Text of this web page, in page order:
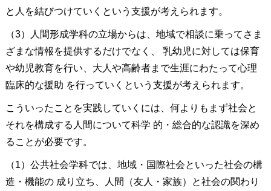
と人を結びつけていくという支援が考えられます。
（3）人間形成学科の立場からは、地域で相談に乗ってさま
ざまな情報を提供するだけでなく、 乳幼児に対しては保育
や幼児教育を行い、大人や高齢者まで生涯にわたって心理
臨床的な援助 を行っていくという支援が考えられます。
こういったことを実践していくには、何よりもまず社会と
それを構成する人間について科学 的・総合的な認識を深め
ることが必要です。
（1）公共社会学科では、地域・国際社会といった社会の構
造・機能の 成り立ち、人間（友人・家族）と社会の関わり